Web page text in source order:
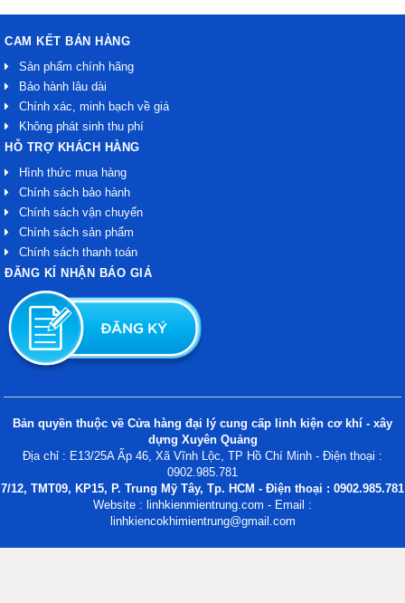
CAM KẾT BÁN HÀNG
Sản phẩm chính hãng
Bảo hành lâu dài
Chính xác, minh bạch về giá
Không phát sinh thu phí
HỖ TRỢ KHÁCH HÀNG
Hình thức mua hàng
Chính sách bảo hành
Chính sách vận chuyển
Chính sách sản phẩm
Chính sách thanh toán
ĐĂNG KÍ NHẬN BÁO GIÁ
Bản quyền thuộc về Cửa hàng đại lý cung cấp linh kiện cơ khí - xây
dựng Xuyên Quảng
Địa chỉ : E13/25A Ấp 46, Xã Vĩnh Lộc, TP Hồ Chí Minh - Điện thoại :
0902.985.781
7/12, TMT09, KP15, P. Trung Mỹ Tây, Tp. HCM - Điện thoại : 0902.985.781
Website : linhkienmientrung.com - Email :
linhkiencokhimientrung@gmail.com